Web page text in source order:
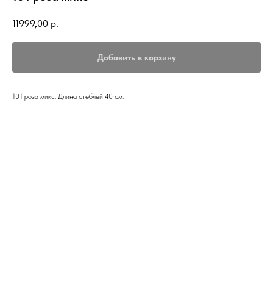
11999,00 р.
Добавить в корзину
101 роза микс. Длина стеблей 40 см.